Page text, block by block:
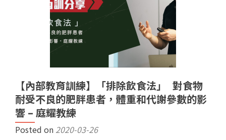
【內部教育訓練】「排除飲食法」 對食物
耐受不良的肥胖患者，體重和代謝參數的影
響 – 庭耀教練
Posted on 2020-03-26